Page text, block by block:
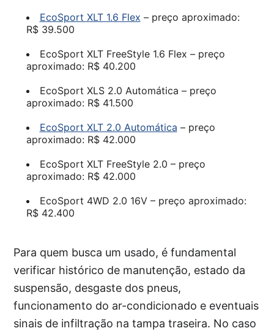
EcoSport XLT 1.6 Flex – preço aproximado:
R$ 39.500
EcoSport XLT FreeStyle 1.6 Flex – preço
aproximado: R$ 40.200
EcoSport XLS 2.0 Automática – preço
aproximado: R$ 41.500
EcoSport XLT 2.0 Automática – preço
aproximado: R$ 42.000
EcoSport XLT FreeStyle 2.0 – preço
aproximado: R$ 42.000
EcoSport 4WD 2.0 16V – preço aproximado:
R$ 42.400
Para quem busca um usado, é fundamental
verificar histórico de manutenção, estado da
suspensão, desgaste dos pneus,
funcionamento do ar-condicionado e eventuais
sinais de infiltração na tampa traseira. No caso